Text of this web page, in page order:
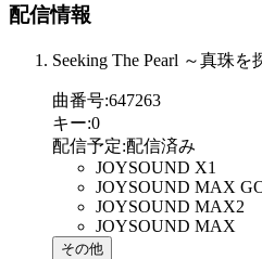
配信情報
Seeking The Pearl ～真珠を
曲番号:647263
キー:0
配信予定:配信済み
JOYSOUND X1
JOYSOUND MAX
JOYSOUND MAX2
JOYSOUND MAX
その他